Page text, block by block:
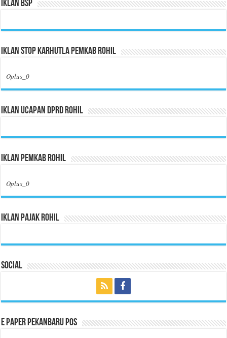
Iklan BSP
Iklan Stop Karhutla Pemkab Rohil
Oplus_0
Iklan Ucapan DPRD Rohil
Iklan Pemkab Rohil
Oplus_0
Iklan Pajak Rohil
Social
E Paper Pekanbaru Pos